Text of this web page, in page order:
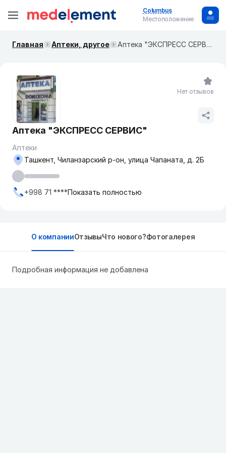
Columbus
Местоположение
Главная Аптеки, другое Аптека "ЭКСПРЕСС СЕРВИС"
Аптека "ЭКСПРЕСС СЕРВИС"
Аптеки
Ташкент, Чиланзарский р-он, улица Чапаната, д. 2Б
+998 71 ****Показать полностью
Нет отзывов
О компанииОтзывыЧто нового?Фотогалерея
Подробная информация не добавлена